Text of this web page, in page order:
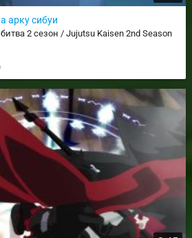
арку сибуи
2 сезон / Jujutsu Kaisen 2nd Season